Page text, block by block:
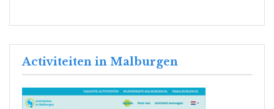
Activiteiten in Malburgen